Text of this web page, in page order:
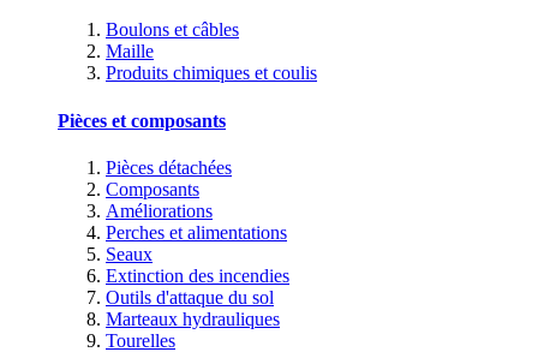
Boulons et câbles
Maille
Produits chimiques et coulis
Pièces et composants
Pièces détachées
Composants
Améliorations
Perches et alimentations
Seaux
Extinction des incendies
Outils d'attaque du sol
Marteaux hydrauliques
Tourelles